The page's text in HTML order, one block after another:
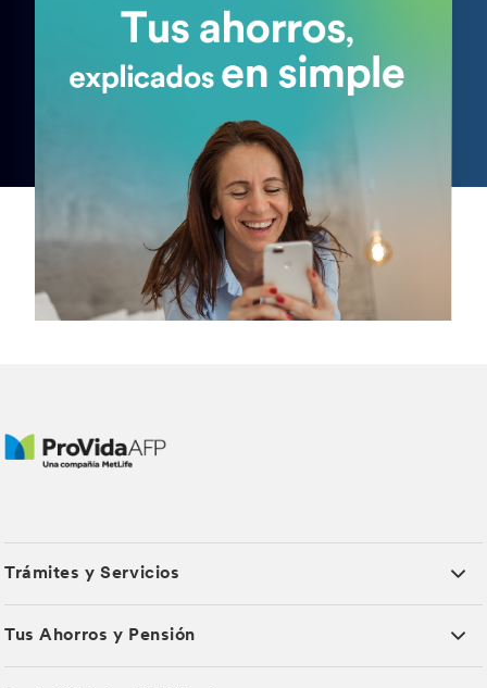
Trámites y Servicios
Tus Ahorros y Pensión